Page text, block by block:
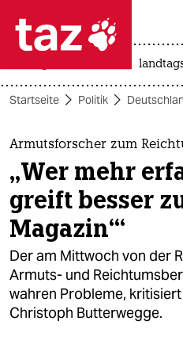
 taz zahl
taz zahl ich
themen
politik
öko
gesellschaft
kultur
sport
Startseite Politik
Armutsforscher zum
„Wer mehr
greift besser
Magazin‘“
Der am Mittwoch von der
Armuts- und
wahren Probleme,
Christoph Butterwegge.